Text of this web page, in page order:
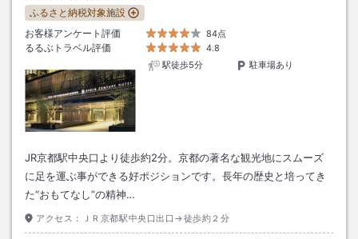
ふるさと納税対象施設
お客様アンケート評価
84点
るるぶトラベル評価
4.8
駅徒歩5分
駐車場あり
JR京都駅中央口より徒歩約2分。京都の著名な観光地にスムーズ
に足を運ぶ事ができる好ポジションです。長年の歴史と培ってき
た“おもてなし”の精神…
アクセス： ＪＲ京都駅中央口出口→徒歩約２分